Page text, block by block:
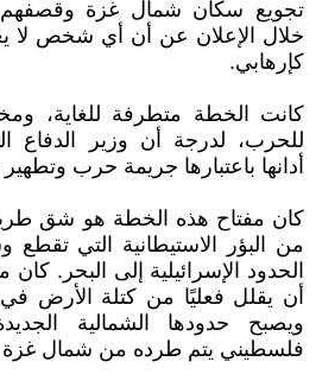
تجويع سكان شمال غزة وقصفهم
خلال الإعلان عن أن أي شخص لا
كإرهابي.
كانت الخطة متطرفة للغاية،
للحرب، لدرجة أن وزير الدفاع
أدانها باعتبارها جريمة حرب
كان مفتاح هذه الخطة هو شق
من البؤر الاستيطانية التي
الحدود الإسرائيلية إلى البحر.
أن يقلل فعليًا من كتلة الأرض
ويصبح حدودها الشمالية
فلسطيني يتم طرده من شمال غزة